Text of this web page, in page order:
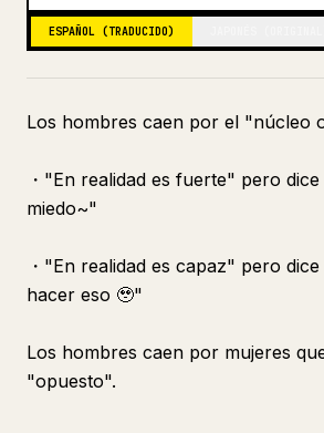
ESPAÑOL (TRADUCIDO)
Los hombres caen por el "núcleo
・"En realidad es fuerte" pero
miedo~"
・"En realidad es capaz" pero
hacer eso 🥹"
Los hombres caen por mujeres
"opuesto".